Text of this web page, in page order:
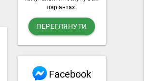
варіантах.
ПЕРЕГЛЯНУТИ
Facebook